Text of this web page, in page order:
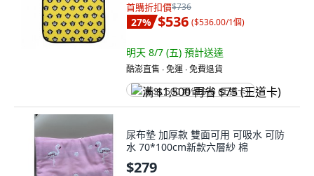
首購折扣價$736
27% $536 ($536.00/1個)
明天 8/7 (五) 預計送達
酷澎直售 ∙ 免運 ∙ 免費退貨
满 $1,500 再省 $75 (王道卡)
尿布墊 加厚款 雙面可用 可吸水 可防
水 70*100cm新款六層紗 棉
$279